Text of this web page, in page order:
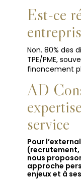
Est-ce
Non. 80% des
TPE/PME,
financement
AD
service
Pour
nous
approche
enjeux et à